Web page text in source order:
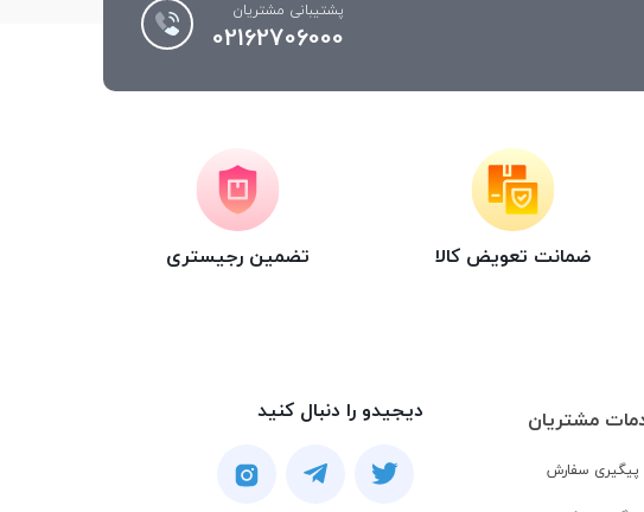
پشتیبانی مشتریان
02162706000
ضمانت تعویض کالا تضمین رجیستری
مشتریان
پیگیری سفارش
دیجیدو را دنبال کنید